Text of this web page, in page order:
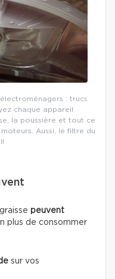
: trucs
chaque appareil
la poussière et tout ce
Aussi, le filtre du
peuvent
plus de consommer
sur vos